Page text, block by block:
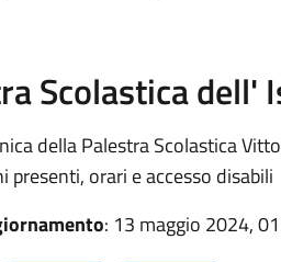
Scolastica dell'
della Palestra Scolastica
presenti, orari e accesso disabili
: 13 maggio 2024,